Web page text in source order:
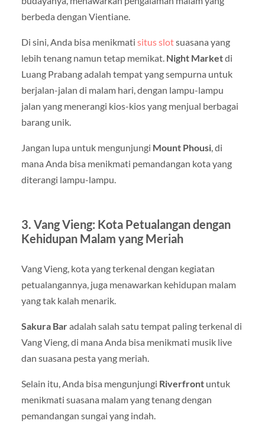
berbeda dengan Vientiane.
Di sini, Anda bisa menikmati situs slotsuasana yang
lebih tenang namun tetap memikat. Night Marketdi
Luang Prabang adalah tempat yang sempurna untuk
berjalan-jalan di malam hari, dengan lampu-lampu
jalan yang menerangi kios-kios yang menjual berbagai
barang unik.
Jangan lupa untuk mengunjungi Mount Phousi, di
mana Anda bisa menikmati pemandangan kota yang
diterangi lampu-lampu.
3. Vang Vieng: Kota Petualangan dengan
Kehidupan Malam yang Meriah
Vang Vieng, kota yang terkenal dengan kegiatan
petualangannya, juga menawarkan kehidupan malam
yang tak kalah menarik.
Sakura Baradalah salah satu tempat paling terkenal di
Vang Vieng, di mana Anda bisa menikmati musik live
dan suasana pesta yang meriah.
Selain itu, Anda bisa mengunjungi Riverfrontuntuk
menikmati suasana malam yang tenang dengan
pemandangan sungai yang indah.